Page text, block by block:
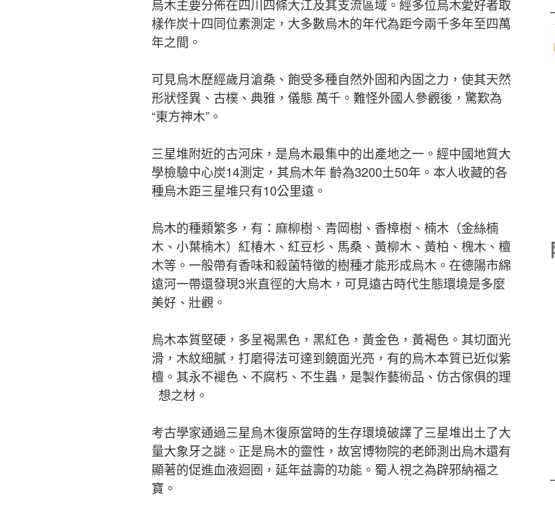
烏木主要分佈在四川四條大江及其支流區域。經多位烏木愛好者取
樣作炭十四同位素測定，大多數烏木的年代為距今兩千多年至四萬
年之間。
可見烏木歷經歲月滄桑、飽受多種自然外固和內固之力，使其天然
形狀怪異、古樸、典雅，儀態 萬千。難怪外國人參觀後，驚歎為
“東方神木”。
三星堆附近的古河床，是烏木最集中的出產地之一。經中國地質大
學檢驗中心炭14測定，其烏木年 齡為3200土50年。本人收藏的各
種烏木距三星堆只有10公里遠。
烏木的種類繁多，有：麻柳樹、青岡樹、香樟樹、楠木（金絲楠
木、小葉楠木）紅椿木、紅豆杉、馬桑、黃柳木、黃柏、槐木、檀
木等。一般帶有香味和殺菌特徵的樹種才能形成烏木。在德陽市綿
遠河一帶還發現3米直徑的大烏木，可見遠古時代生態環境是多麼
美好、壯觀。
烏木本質堅硬，多呈褐黑色，黑紅色，黃金色，黃褐色。其切面光
滑，木紋細膩，打磨得法可達到鏡面光亮，有的烏木本質已近似紫
檀。其永不褪色、不腐朽、不生蟲，是製作藝術品、仿古傢俱的理
想之材。
考古學家通過三星烏木復原當時的生存環境破譯了三星堆出土了大
量大象牙之謎。正是烏木的靈性，故宮博物院的老師測出烏木還有
顯著的促進血液迴圈，延年益壽的功能。蜀人視之為辟邪納福之
寶。